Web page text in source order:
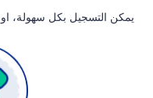
يمكن التسجيل بكل سهولة،